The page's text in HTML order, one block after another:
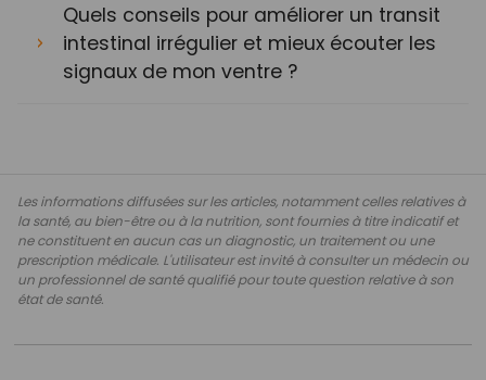
Quels conseils pour améliorer un transit
intestinal irrégulier et mieux écouter les
signaux de mon ventre ?
Les informations diffusées sur les articles, notamment celles relatives à
la santé, au bien-être ou à la nutrition, sont fournies à titre indicatif et
ne constituent en aucun cas un diagnostic, un traitement ou une
prescription médicale. L'utilisateur est invité à consulter un médecin ou
un professionnel de santé qualifié pour toute question relative à son
état de santé.